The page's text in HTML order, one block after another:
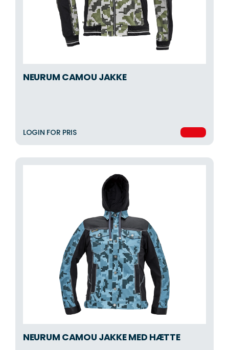
NEURUM CAMOU JAKKE
LOGIN FOR PRIS
NEURUM CAMOU JAKKE MED HÆTTE